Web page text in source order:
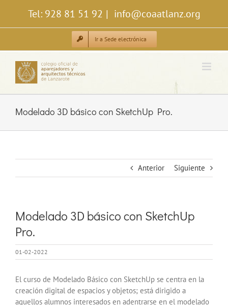
contenido
Tel: 928 81 51 92 | info@coaatlanz.org
Ir a Sede electrónica
Modelado 3D básico con SketchUp Pro.
Anterior Siguiente
Modelado 3D básico con SketchUp
Pro.
01-02-2022
El curso de Modelado Básico con SketchUp se centra en la
creación digital de espacios y objetos; está dirigido a
aquellos alumnos interesados en adentrarse en el modelado